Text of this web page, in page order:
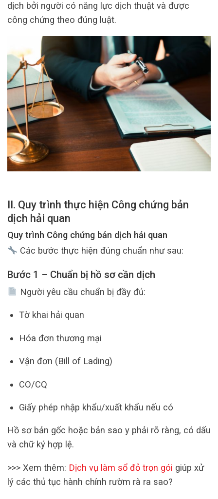
dịch bởi người có năng lực dịch thuật và được
công chứng theo đúng luật.
II. Quy trình thực hiện Công chứng bản
dịch hải quan
Quy trình Công chứng bản dịch hải quan
Các bước thực hiện đúng chuẩn như sau:
Bước 1 – Chuẩn bị hồ sơ cần dịch
Người yêu cầu chuẩn bị đầy đủ:
Tờ khai hải quan
Hóa đơn thương mại
Vận đơn (Bill of Lading)
CO/CQ
Giấy phép nhập khẩu/xuất khẩu nếu có
Hồ sơ bản gốc hoặc bản sao y phải rõ ràng, có dấu
và chữ ký hợp lệ.
>>> Xem thêm: Dịch vụ làm sổ đỏ trọn gói giúp xử
lý các thủ tục hành chính rườm rà ra sao?